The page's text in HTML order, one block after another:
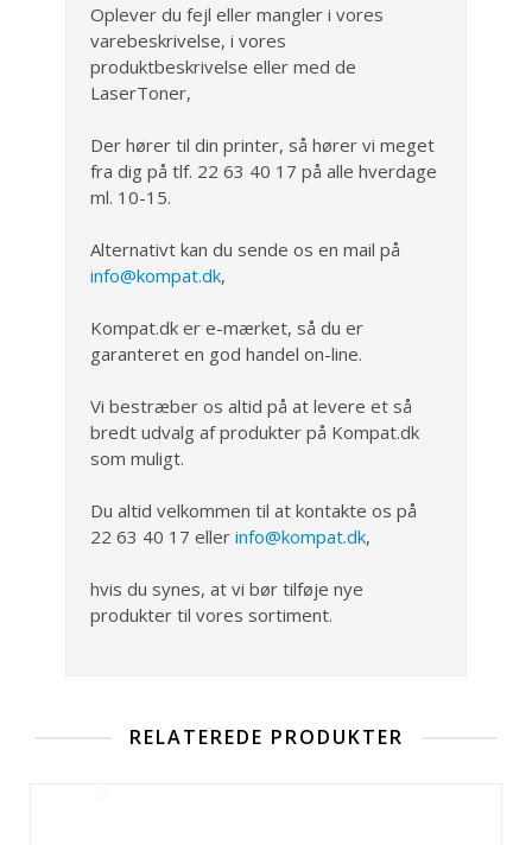
Oplever du fejl eller mangler i vores
varebeskrivelse, i vores
produktbeskrivelse eller med de
LaserToner,
Der hører til din printer, så hører vi meget
fra dig på tlf. 22 63 40 17 på alle hverdage
ml. 10-15.
Alternativt kan du sende os en mail på
info@kompat.dk,
Kompat.dk er e-mærket, så du er
garanteret en god handel on-line.
Vi bestræber os altid på at levere et så
bredt udvalg af produkter på Kompat.dk
som muligt.
Du altid velkommen til at kontakte os på
22 63 40 17 eller info@kompat.dk,
hvis du synes, at vi bør tilføje nye
produkter til vores sortiment.
RELATEREDE PRODUKTER